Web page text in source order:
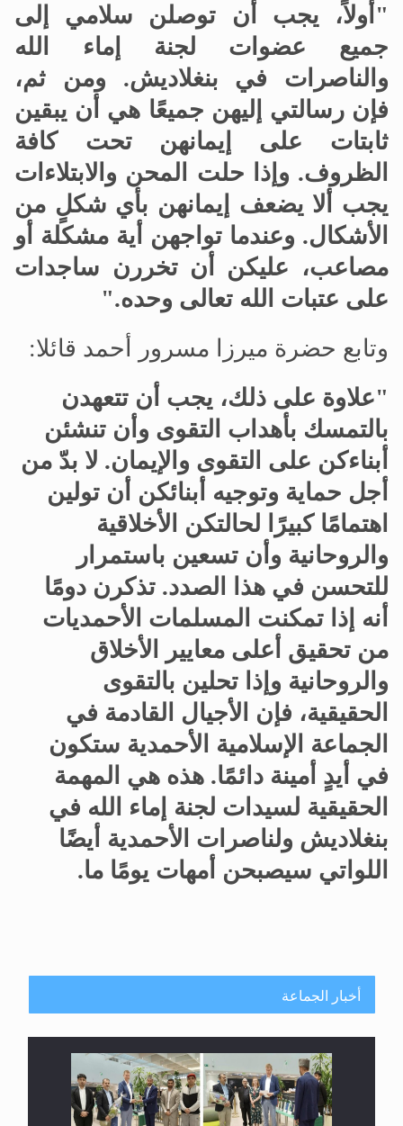
"أولاً، يجب أن توصلن سلامي إلى
جميع عضوات لجنة إماء الله
والناصرات في بنغلاديش. ومن ثم،
فإن رسالتي إليهن جميعًا هي أن يبقين
ثابتات على إيمانهن تحت كافة
الظروف. وإذا حلت المحن والابتلاءات
يجب ألا يضعف إيمانهن بأي شكلٍ من
الأشكال. وعندما تواجهن أية مشكلة أو
مصاعب، عليكن أن تخررن ساجدات
على عتبات الله تعالى وحده."
وتابع حضرة ميرزا مسرور أحمد قائلا:
"علاوة على ذلك، يجب أن تتعهدن
بالتمسك بأهداب التقوى وأن تنشئن
أبناءكن على التقوى والإيمان. لا بدّ من
أجل حماية وتوجيه أبنائكن أن تولين
اهتمامًا كبيرًا لحالتكن الأخلاقية
والروحانية وأن تسعين باستمرار
للتحسن في هذا الصدد. تذكرن دومًا
أنه إذا تمكنت المسلمات الأحمديات
من تحقيق أعلى معايير الأخلاق
والروحانية وإذا تحلين بالتقوى
الحقيقية، فإن الأجيال القادمة في
الجماعة الإسلامية الأحمدية ستكون
في أيدٍ أمينة دائمًا. هذه هي المهمة
الحقيقية لسيدات لجنة إماء الله في
بنغلاديش ولناصرات الأحمدية أيضًا
اللواتي سيصبحن أمهات يومًا ما.
أخبار الجماعة